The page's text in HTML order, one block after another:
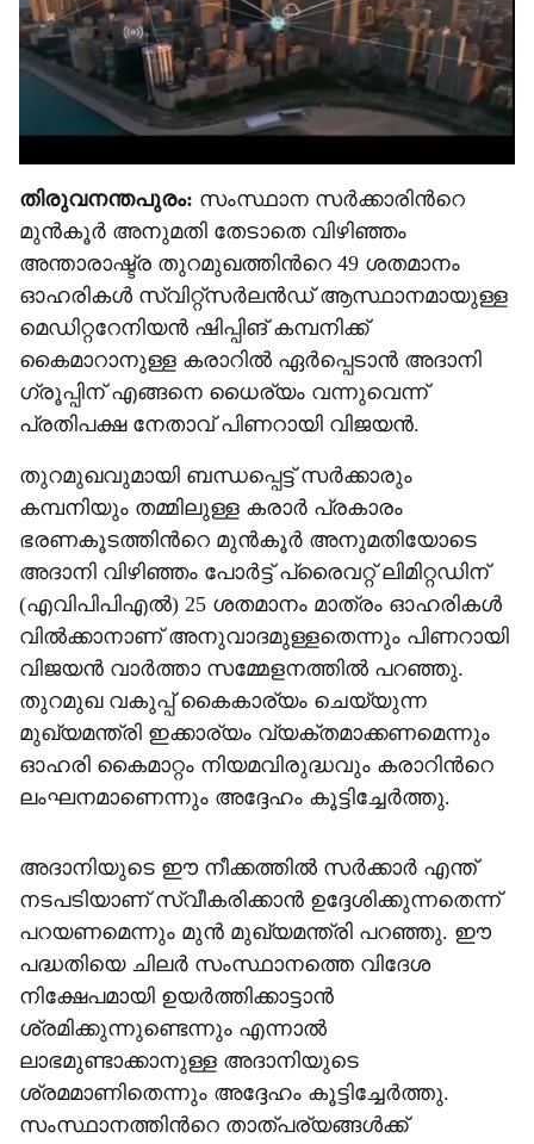
തിരുവനന്തപുരം: സംസ്ഥാന സർക്കാരിന്‍റെ
മുൻകൂർ അനുമതി തേടാതെ വിഴിഞ്ഞം
അന്താരാഷ്ട്ര തുറമുഖത്തിന്‍റെ 49 ശതമാനം
ഓഹരികൾ സ്വിറ്റ്സർലൻഡ് ആസ്ഥാനമായുള്ള
മെഡിറ്ററേനിയൻ ഷിപ്പിങ് കമ്പനിക്ക്
കൈമാറാനുള്ള കരാറിൽ ഏർപ്പെടാൻ അദാനി
ഗ്രൂപ്പിന് എങ്ങനെ ധൈര‍്യം വന്നുവെന്ന്
പ്രതിപക്ഷ നേതാവ് പിണറായി വിജയൻ.
തുറമുഖവുമായി ബന്ധപ്പെട്ട് സർക്കാരും
കമ്പനിയും തമ്മിലുള്ള കരാർ പ്രകാരം
ഭരണകൂടത്തിന്‍റെ മുൻകൂർ അനുമതിയോടെ
അദാനി വിഴിഞ്ഞം പോർട്ട് പ്രൈവറ്റ് ലിമിറ്റഡിന്
(എവിപിപിഎൽ) 25 ശതമാനം മാത്രം ഓഹരികൾ
വിൽക്കാനാണ് അനുവാദമുള്ളതെന്നും പിണറായി
വിജയൻ വാർത്താ സമ്മേളനത്തിൽ പറഞ്ഞു.
തുറമുഖ വകുപ്പ് കൈകാര‍്യം ചെയ്യുന്ന
മുഖ‍്യമന്ത്രി ഇക്കാര‍്യം വ‍്യക്തമാക്കണമെന്നും
ഓഹരി കൈമാറ്റം നിയമവിരുദ്ധവും കരാറിന്‍റെ
ലംഘനമാണെന്നും അദ്ദേഹം കൂട്ടിച്ചേർത്തു.
അദാനിയുടെ ഈ നീക്കത്തിൽ സർക്കാർ എന്ത്
നടപടിയാണ് സ്വീകരിക്കാൻ ഉദ്ദേശിക്കുന്നതെന്ന്
പറയണമെന്നും മുൻ മുഖ‍്യമന്ത്രി പറഞ്ഞു. ഈ
പദ്ധതിയെ ചിലർ സംസ്ഥാനത്തെ വിദേശ
നിക്ഷേപമായി ഉയർത്തിക്കാട്ടാൻ
ശ്രമിക്കുന്നുണ്ടെന്നും എന്നാൽ
ലാഭമുണ്ടാക്കാനുള്ള അദാനിയുടെ
ശ്രമമാണിതെന്നും അദ്ദേഹം കൂട്ടിച്ചേർത്തു.
സംസ്ഥാനത്തിന്‍റെ താത്പര‍്യങ്ങൾക്ക്